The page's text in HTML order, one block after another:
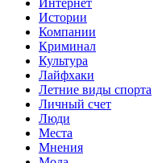
Истории
Компании
Криминал
Культура
Лайфхаки
Летние виды спорта
Личный счет
Люди
Места
Мнения